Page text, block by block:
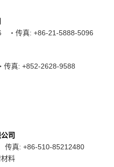
・传真: +86-21-5888-5096
传真: +852-2628-9588
司
真: +86-510-85212480
料